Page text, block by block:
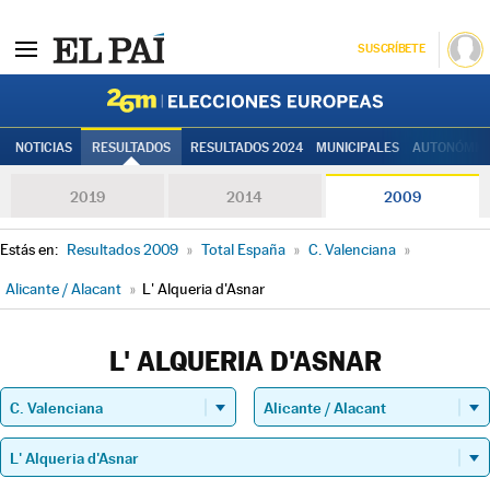
SUSCRÍBETE
NOTICIAS RESULTADOS RESULTADOS 2024 MUNICIPALES
2019 2014 2009
Estás en: Resultados 2009 » Total España » C. Valenciana »
Alicante / Alacant » L' Alqueria d'Asnar
L' ALQUERIA D'ASNAR